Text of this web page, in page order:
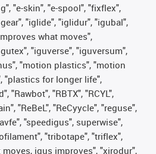
"e-skin", "e-spool", "fixflex",
"iglide", "iglidur", "igubal",
what moves",
"iguverse", "iguversum",
"motion plastics", "motion
"plastics for longer life",
"Rawbot", "RBTX", "RCYL",
"ReBeL", "ReCyycle", "reguse",
"speedigus", superwise",
"tribotape", "triflex",
igus improves", "xirodur",